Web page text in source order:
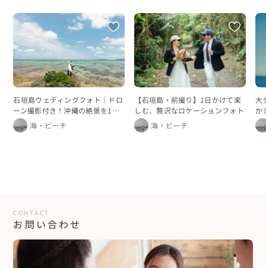
石垣島ウェディングフォト｜ドロ
ーン撮影付き！沖縄の絶景を1日
かけて巡るフォトプラン
海・ビーチ
【石垣島・前撮り】1日かけて楽
しむ、贅沢なロケーションフォト
海・ビーチ
大
か
CONTACT
お問い合わせ